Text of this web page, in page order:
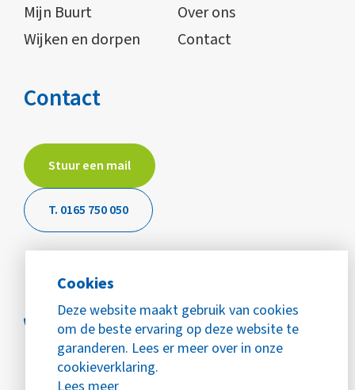
Cookies
Deze website maakt gebruik van cookies
om de beste ervaring op deze website te
garanderen. Lees er meer over in onze
cookieverklaring.
Mijn Buurt
Over ons
Wijken en dorpen
Contact
Contact
Stuur een mail
T. 0165 750 050